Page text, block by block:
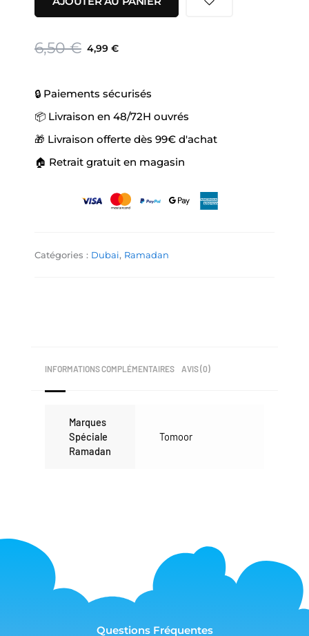
Chocolate
6,50€
Le
était :
6,50 €.
4,99 €
Le
est :
4,99 €.
🔒 Paiements sécurisés
📦 Livraison en 48/72H ouvrés
🎁 Livraison offerte dès 99€ d'achat
🏠 Retrait gratuit en magasin
Catégories : Dubai, Ramadan
INFORMATIONS COMPLÉMENTAIRES AVIS (0)
Marques
Spéciale
Ramadan
Tomoor
Questions Fréquentes